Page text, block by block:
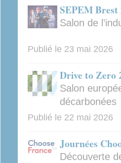
SEPEM Brest
Salon de
Publié le 23 mai 2026
Drive to Zero
Salon
décarbonées
Publié le 22 mai 2026
Journées
Découverte